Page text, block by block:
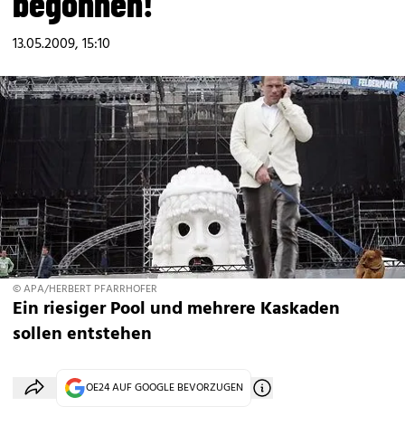
13.05.2009, 15:10
© APA/HERBERT PFARRHOFER
Ein riesiger Pool und mehrere Kaskaden
sollen entstehen
OE24 AUF GOOGLE BEVORZUGEN